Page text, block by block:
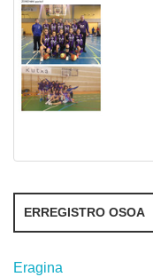
ERREGISTRO OSOA
Eragina